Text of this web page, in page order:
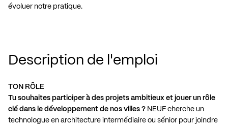
évoluer notre pratique.
Description de l'emploi
TON RÔLE
Tu souhaites participer à des projets ambitieux et jouer un rôle
clé dans le développement de nos villes ? NEUF cherche un
technologue en architecture intermédiaire ou sénior pour joindre